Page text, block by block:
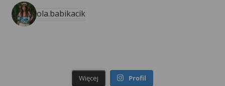
ola.babikacik
Więcej Profil